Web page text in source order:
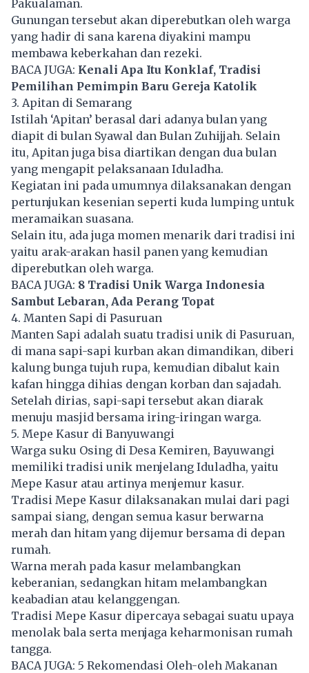
Pakualaman.
Gunungan tersebut akan diperebutkan oleh warga
yang hadir di sana karena diyakini mampu
membawa keberkahan dan rezeki.
BACA JUGA: Kenali Apa Itu Konklaf, Tradisi
Pemilihan Pemimpin Baru Gereja Katolik
3. Apitan di Semarang
Istilah ‘Apitan’ berasal dari adanya bulan yang
diapit di bulan Syawal dan Bulan Zuhijjah. Selain
itu, Apitan juga bisa diartikan dengan dua bulan
yang mengapit pelaksanaan Iduladha.
Kegiatan ini pada umumnya dilaksanakan dengan
pertunjukan kesenian seperti kuda lumping untuk
meramaikan suasana.
Selain itu, ada juga momen menarik dari tradisi ini
yaitu arak-arakan hasil panen yang kemudian
diperebutkan oleh warga.
BACA JUGA: 8 Tradisi Unik Warga Indonesia
Sambut Lebaran, Ada Perang Topat
4. Manten Sapi di Pasuruan
Manten Sapi adalah suatu tradisi unik di Pasuruan,
di mana sapi-sapi kurban akan dimandikan, diberi
kalung bunga tujuh rupa, kemudian dibalut kain
kafan hingga dihias dengan korban dan sajadah.
Setelah dirias, sapi-sapi tersebut akan diarak
menuju masjid bersama iring-iringan warga.
5. Mepe Kasur di Banyuwangi
Warga suku Osing di Desa Kemiren, Bayuwangi
memiliki tradisi unik menjelang Iduladha, yaitu
Mepe Kasur atau artinya menjemur kasur.
Tradisi Mepe Kasur dilaksanakan mulai dari pagi
sampai siang, dengan semua kasur berwarna
merah dan hitam yang dijemur bersama di depan
rumah.
Warna merah pada kasur melambangkan
keberanian, sedangkan hitam melambangkan
keabadian atau kelanggengan.
Tradisi Mepe Kasur dipercaya sebagai suatu upaya
menolak bala serta menjaga keharmonisan rumah
tangga.
BACA JUGA: 5 Rekomendasi Oleh-oleh Makanan